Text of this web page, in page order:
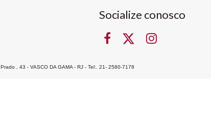
Socialize conosco
, 43 - VASCO DA GAMA - RJ - Tel:. 21- 2580-7178